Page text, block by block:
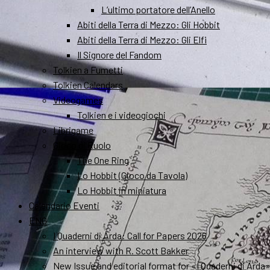
L’ultimo portatore dell’Anello
Abiti della Terra di Mezzo: Gli Hobbit
Abiti della Terra di Mezzo: Gli Elfi
Il Signore del Fandom
Tolkien a Fumetti
Tolkien Calendars
Videogames
Tolkien e i videogiochi
Librigame
Gioco di Ruolo
The One Ring
Lo Hobbit (Gioco da Tavola)
Lo Hobbit in miniatura
Calendario Eventi
ENG
I Quaderni di Arda: Call for Papers 2026
An interview with R. Scott Bakker
New Issue and editorial format for «I Quaderni di Arda»